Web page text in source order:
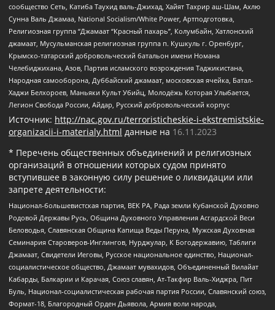
сообщество Сеть, Катиба Таухид валь-Джихад, Хайят Тахрир аш-Шам, Ахлю
Сунна Валь Джамаа, National Socialism/White Power, Артподготовка,
Религиозная группа “Джамаат “Красный пахарь”, Колумбайн, Хатлонский
джамаат, Мусульманская религиозная группа п. Кушкуль г. Оренбург,
Крымско-татарский добровольческий батальон имени Номана
Челебиджихана, Азов, Партия исламского возрождения Таджикистана,
Народная самооборона, Дуббайский джамаат, московская ячейка, Батал-
Хаджи Белхороев, Маньяки Культ Убийц, Молодёжь Которая Улыбается,
Легион Свобода России, Айдар, Русский добровольческий корпус
Источник: http://nac.gov.ru/terroristicheskie-i-ekstremistskie-
organizacii-i-materialy.html данные на 16.11.2023
* Перечень общественных объединений и религиозных
организаций в отношении которых судом принято
вступившее в законную силу решение о ликвидации или
запрете деятельности:
Национал-большевистская партия, ВЕК РА, Рада земли Кубанской Духовно
Родовой Державы Русь, Община Духовного Управления Асгардской Веси
Беловодья, Славянская Община Капища Веды Перуна, Мужская Духовная
Семинария Староверов-Инглингов, Нурджулар, К Богодержавию, Таблиги
Джамаат, Свидетели Иеговы, Русское национальное единство, Национал-
социалистическое общество, Джамаат мувахидов, Объединенный Вилайат
Кабарды, Балкарии и Карачая, Союз славян, Ат-Такфир Валь-Хиджра, Пит
Буль, Национал-социалистическая рабочая партия России, Славянский союз,
Формат-18, Благородный Орден Дьявола, Армия воли народа,